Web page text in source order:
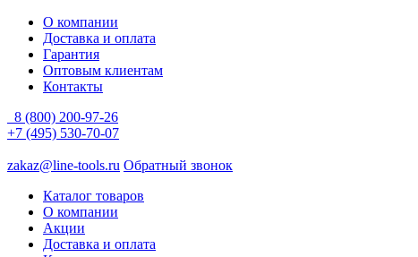
О компании
Доставка и оплата
Гарантия
Оптовым клиентам
Контакты
8 (800) 200-97-26
+7 (495) 530-70-07
zakaz@line-tools.ru Обратный звонок
Каталог товаров
О компании
Акции
Доставка и оплата